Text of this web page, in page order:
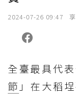
2024-07-26 09:47
全臺最具代
節 」在大稻